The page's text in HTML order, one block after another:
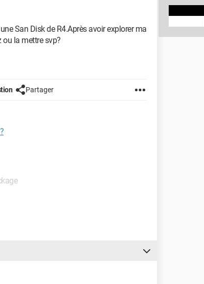
San Disk de R4.Après avoir explorer ma
ou la mettre svp?
Partager